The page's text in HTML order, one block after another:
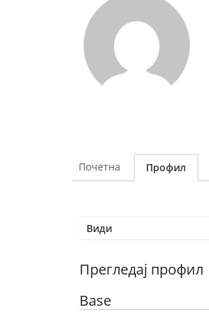
Почетна Профил
Види
Прегледај профил
Base